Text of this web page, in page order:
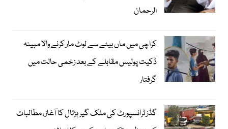
الرحمان
کراچی میں ماں بیٹے سے لوٹ مار کرنے والا مبینہ
ڈکیت پولیس مقابلے کے بعد زخمی حالت میں
گرفتار
گڈز ٹرانسپورٹ کی ملک گیر ہڑتال کا آغاز، مطالبات